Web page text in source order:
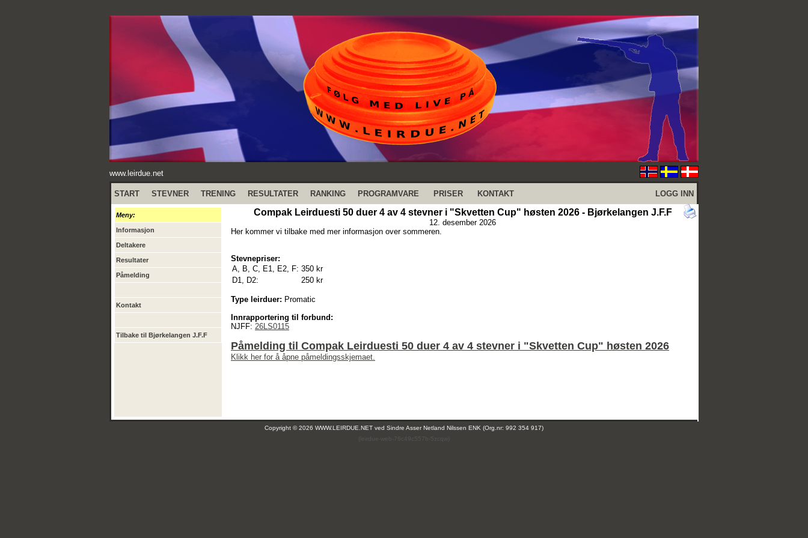
www.leirdue.net
START STEVNER TRENING RESULTATER RANKING PROGRAMVARE PRISER KONTAKT LOGG INN
Meny:
Informasjon
Deltakere
Resultater
Påmelding
Kontakt
Tilbake til Bjørkelangen J.F.F
Compak Leirduesti 50 duer 4 av 4 stevner i "Skvetten Cup" høsten 2026 - Bjørkelangen J.F.F
12. desember 2026
Her kommer vi tilbake med mer informasjon over sommeren.
Stevnepriser:
A, B, C, E1, E2, F: 350 kr
D1, D2:
250 kr
Type leirduer: Promatic
Innrapportering til forbund:
NJFF: 26LS0115
Påmelding til Compak Leirduesti 50 duer 4 av 4 stevner i "Skvetten Cup" høsten 2026
Klikk her for å åpne påmeldingsskjemaet.
Copyright © 2026 WWW.LEIRDUE.NET ved Sindre Asser Netland Nilssen ENK (Org.nr: 992 354 917)
(leirdue-web-76c49c557b-5zcqw)